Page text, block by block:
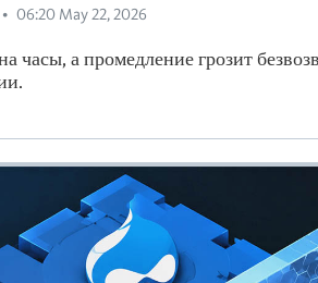
06:20 May 22, 2026
часы, а промедление грозит